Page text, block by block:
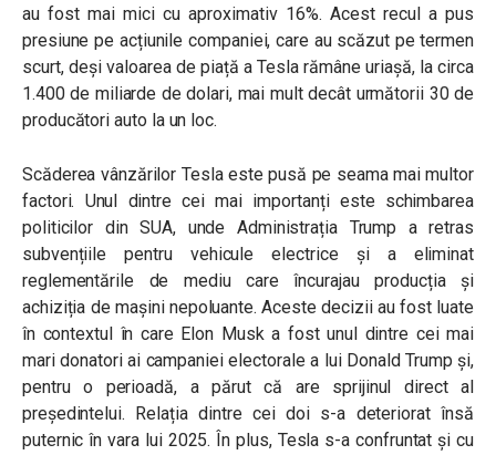
au fost mai mici cu aproximativ 16%. Acest recul a pus
presiune pe acțiunile companiei, care au scăzut pe termen
scurt, deși valoarea de piață a Tesla rămâne uriașă, la circa
1.400 de miliarde de dolari, mai mult decât următorii 30 de
producători auto la un loc.
Scăderea vânzărilor Tesla este pusă pe seama mai multor
factori. Unul dintre cei mai importanți este schimbarea
politicilor din SUA, unde Administrația Trump a retras
subvențiile pentru vehicule electrice și a eliminat
reglementările de mediu care încurajau producția și
achiziția de mașini nepoluante. Aceste decizii au fost luate
în contextul în care Elon Musk a fost unul dintre cei mai
mari donatori ai campaniei electorale a lui Donald Trump și,
pentru o perioadă, a părut că are sprijinul direct al
președintelui. Relația dintre cei doi s-a deteriorat însă
puternic în vara lui 2025. În plus, Tesla s-a confruntat și cu